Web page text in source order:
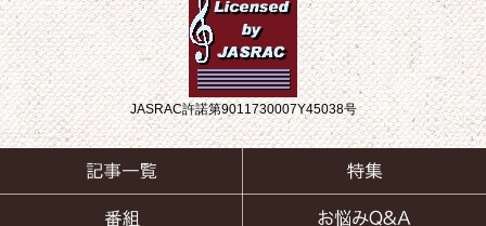
JASRAC許諾第9011730007Y45038号